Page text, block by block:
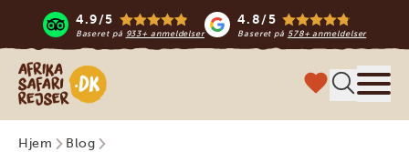
4.9/5
Baseret på 933+ anmeldelser
4.8/5
Baseret på 578+ anmeldelser
Safari-rejser i Afrika
Hjem
Blog